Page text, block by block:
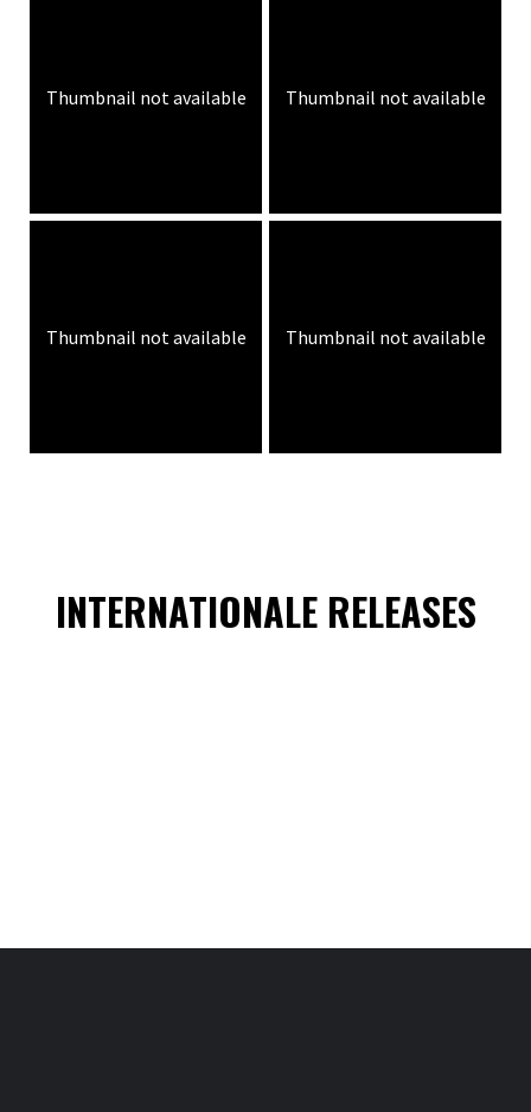
Thumbnail not available Thumbnail not available
Thumbnail not available Thumbnail not available
INTERNATIONALE RELEASES